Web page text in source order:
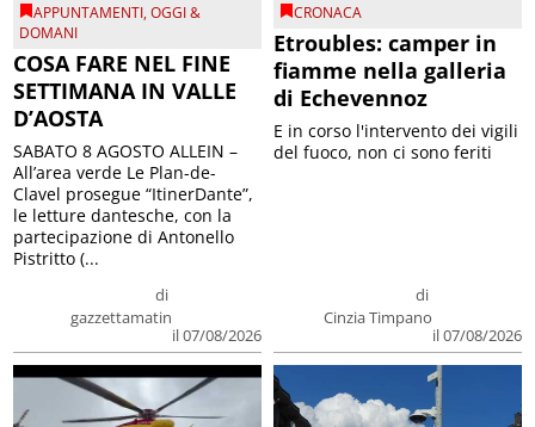
APPUNTAMENTI,OGGI &
DOMANI
COSA FARE NEL FINE
SETTIMANA IN VALLE
D’AOSTA
di
gazzettamatin
il 07/08/2026
SABATO 8 AGOSTO ALLEIN –
All’area verde Le Plan-de-
Clavel prosegue “ItinerDante”,
le letture dantesche, con la
partecipazione di Antonello
Pistritto (...
CRONACA
Etroubles: camper in
fiamme nella galleria
di Echevennoz
di
Cinzia Timpano
il 07/08/2026
E in corso l'intervento dei vigili
del fuoco, non ci sono feriti